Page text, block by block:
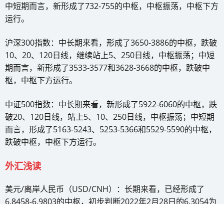
中短期而言，新形成了732-755的中枢，中枢振荡，中枢下方
运行。
沪深300指数：中长期来看，形成了3650-3886的中枢，跌破
10、20、120日线，继续站上5、250日线，中枢振荡；中短
期而言，新形成了3533-3577和3628-3668的中枢，跌破中
枢，中枢下方运行。
中证500指数：中长期来看，新形成了5922-6060的中枢，跌
破20、120日线，站上5、10、250日线，中枢振荡；中短期
而言，形成了5163-5243、5253-5366和5529-5590的中枢，
跌破中枢，中枢下方运行。
外汇浅读
美元/离岸人民币（USD/CNH）：长期来看，已经形成了
6.8458-6.9803的中枢，初步判断2022年2月28日的6.3054为